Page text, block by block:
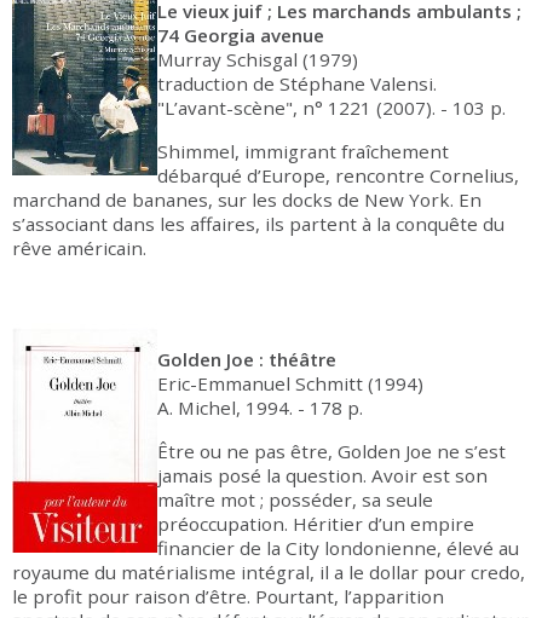
Le vieux juif ; Les marchands ambulants ;
74 Georgia avenue
Murray Schisgal (1979)
traduction de Stéphane Valensi.
"L’avant-scène", n° 1221 (2007). - 103 p.
Shimmel, immigrant fraîchement
débarqué d’Europe, rencontre Cornelius,
marchand de bananes, sur les docks de New York. En
s’associant dans les affaires, ils partent à la conquête du
rêve américain.
Golden Joe : théâtre
Eric-Emmanuel Schmitt (1994)
A. Michel, 1994. - 178 p.
Être ou ne pas être, Golden Joe ne s’est
jamais posé la question. Avoir est son
maître mot ; posséder, sa seule
préoccupation. Héritier d’un empire
financier de la City londonienne, élevé au
royaume du matérialisme intégral, il a le dollar pour credo,
le profit pour raison d’être. Pourtant, l’apparition